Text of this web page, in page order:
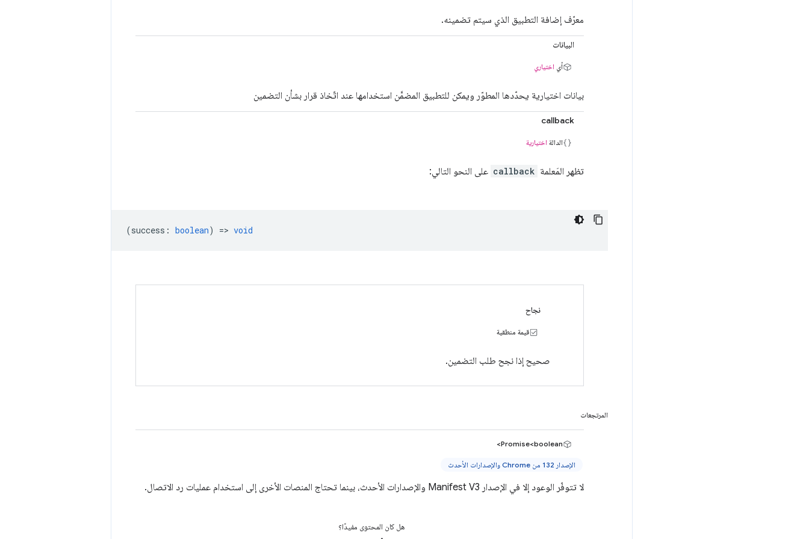
معرّف إضافة التطبيق الذي سيتم تضمينه.
البيانات
أي اختياري
بيانات اختيارية يحدّدها المطوّر ويمكن للتطبيق المضمَّن استخدامها عند اتّخاذ قرار بشأن التضمين
callback
الدالة اختيارية
تظهر المَعلمة callback على النحو التالي:
(success : boolean) => void
نجاح
قيمة منطقية
صحيح إذا نجح طلب التضمين.
المرتجعات
Promise<boolean>
الإصدار 132 من Chrome والإصدارات الأحدث
لا تتوفّر الوعود إلا في الإصدار Manifest V3 والإصدارات الأحدث، بينما تحتاج المنصات الأخرى إلى استخدام عمليات رد الاتصال.
هل كان المحتوى مفيدًا؟